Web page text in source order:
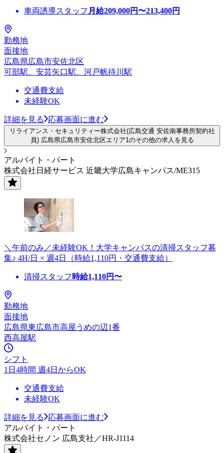
車両誘導スタッフ 月給209,000円〜213,400円
勤務地
面接地
広島県広島市安佐北区
可部駅、安芸矢口駅、河戸帆待川駅
交通費支給
未経験OK
詳細を見る 応募画面に進む
リライアンス・セキュリティー株式会社(広島交通 安佐南事務所契約社
員) 広島県広島市安佐北区エリア1のその他の求人を見る
アルバイト・パート
株式会社日経サービス 近畿大学広島キャンパス/ME315
＼午前のみ／未経験OK！大学キャンパスの清掃スタッフ募
集♪ 4H/日 × 週4日（時給1,110円・交通費支給）
清掃スタッフ 時給1,110円〜
勤務地
面接地
広島県東広島市高屋うめの辺1番
西高屋駅
シフト
1日4時間 週4日からOK
交通費支給
未経験OK
詳細を見る
応募画面に進む
アルバイト・パート
株式会社セノン 広島支社／HR-J1114